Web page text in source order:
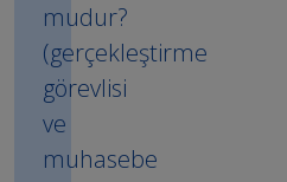
mudur?
(gerçekleştirme
görevlisi
ve
muhasebe